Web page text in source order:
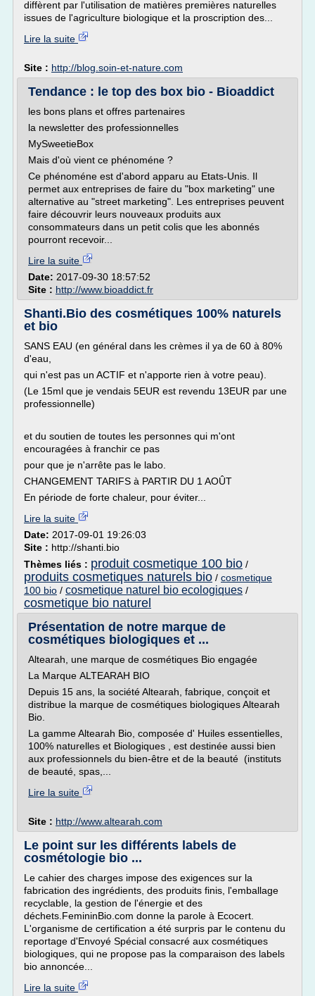
diffèrent par l'utilisation de matières premières naturelles
issues de l'agriculture biologique et la proscription des...
Lire la suite
Site : http://blog.soin-et-nature.com
Tendance : le top des box bio - Bioaddict
les bons plans et offres partenaires
la newsletter des professionnelles
MySweetieBox
Mais d'où vient ce phénoméne ?
Ce phénoméne est d'abord apparu au Etats-Unis. Il
permet aux entreprises de faire du "box marketing" une
alternative au "street marketing". Les entreprises peuvent
faire découvrir leurs nouveaux produits aux
consommateurs dans un petit colis que les abonnés
pourront recevoir...
Lire la suite
Date: 2017-09-30 18:57:52
Site : http://www.bioaddict.fr
Shanti.Bio des cosmétiques 100% naturels
et bio
SANS EAU (en général dans les crèmes il ya de 60 à 80%
d'eau,
qui n'est pas un ACTIF et n'apporte rien à votre peau).
(Le 15ml que je vendais 5EUR est revendu 13EUR par une
professionnelle)
et du soutien de toutes les personnes qui m'ont
encouragées à franchir ce pas
pour que je n'arrête pas le labo.
CHANGEMENT TARIFS à PARTIR DU 1 AOÛT
En période de forte chaleur, pour éviter...
Lire la suite
Date: 2017-09-01 19:26:03
Site : http://shanti.bio
Thèmes liés : produit cosmetique 100 bio /
produits cosmetiques naturels bio / cosmetique
100 bio / cosmetique naturel bio ecologiques /
cosmetique bio naturel
Présentation de notre marque de
cosmétiques biologiques et ...
Altearah, une marque de cosmétiques Bio engagée
La Marque ALTEARAH BIO
Depuis 15 ans, la société Altearah, fabrique, conçoit et
distribue la marque de cosmétiques biologiques Altearah
Bio.
La gamme Altearah Bio, composée d' Huiles essentielles,
100% naturelles et Biologiques , est destinée aussi bien
aux professionnels du bien-être et de la beauté (instituts
de beauté, spas,...
Lire la suite
Site : http://www.altearah.com
Le point sur les différents labels de
cosmétologie bio ...
Le cahier des charges impose des exigences sur la
fabrication des ingrédients, des produits finis, l'emballage
recyclable, la gestion de l'énergie et des
déchets.FemininBio.com donne la parole à Ecocert.
L'organisme de certification a été surpris par le contenu du
reportage d'Envoyé Spécial consacré aux cosmétiques
biologiques, qui ne propose pas la comparaison des labels
bio annoncée...
Lire la suite